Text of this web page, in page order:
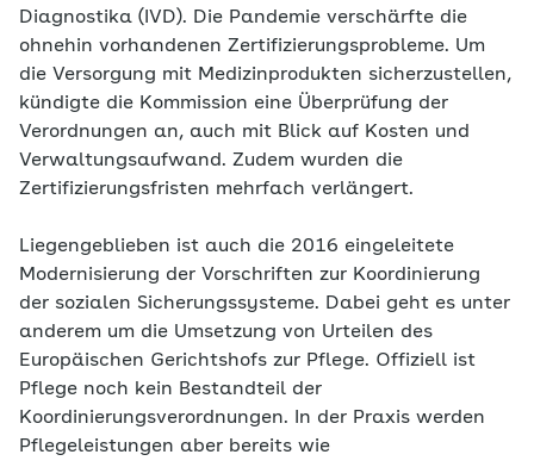
Diagnostika (IVD). Die Pandemie verschärfte die
ohnehin vorhandenen Zertifizierungsprobleme. Um
die Versorgung mit Medizinprodukten sicherzustellen,
kündigte die Kommission eine Überprüfung der
Verordnungen an, auch mit Blick auf Kosten und
Verwaltungsaufwand. Zudem wurden die
Zertifizierungs­fristen mehrfach verlängert.
Liegengeblieben ist auch die 2016 eingeleitete
Modernisierung der Vorschriften zur Koordinierung
der sozialen Sicherungssysteme. Dabei geht es unter
anderem um die Umsetzung von Urteilen des
Europäischen Gerichtshofs zur Pflege. Offiziell ist
Pflege noch kein Bestandteil der
Koordinierungsverordnungen. In der Praxis werden
Pflegeleistungen aber bereits wie